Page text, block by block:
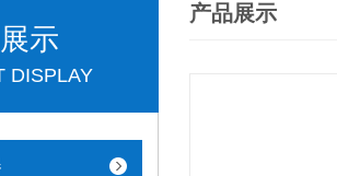
示
DISPLAY
产品展示